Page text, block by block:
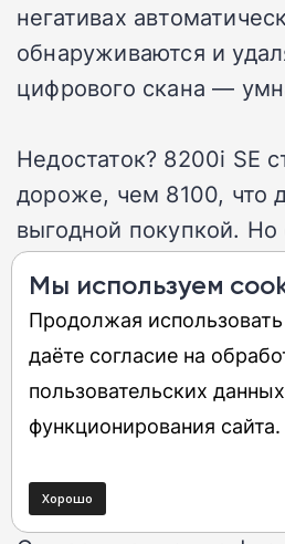
негативах
обнаруживаются и
цифрового скана —
Недостаток? 8200i SE
дороже, чем 8100, что
выгодной покупкой.
регулярно сканируете
требующих удаления
8200i SE может
время и оправдать
цене между двумя
США, что делает
удобство 8200i SE
Мы используем
Продолжая
даёте согласие на
пользовательских
функционирования сайта.